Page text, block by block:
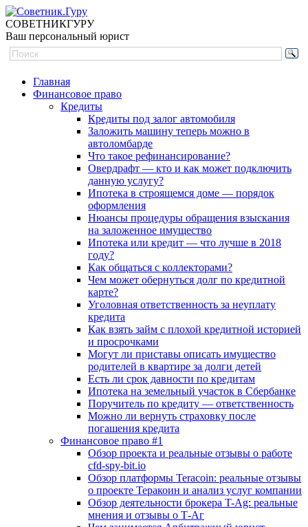
СОВЕТНИКГУРУ
Ваш персональный юрист
Главная
Финансовое право
Кредиты
Кредиты под залог автомобиля
Заложить машину теперь можно в
автоломбарде
Что такое рефинансирование?
Овердрафт — кто и как может подключить
данную услугу?
Ипотека в строящемся доме — порядок
оформления
Нюансы процедуры обращения взыскания
на заложенное имущество
Ипотека или кредит — что лучше в 2018
году?
Как общаться с коллекторами?
Чем может обернуться долг по кредитной
карте?
Уголовная ответственность за неуплату
кредита
Как взять займ с плохой кредитной историей
и просрочками
Могут ли приставы описать имущество
родителей в квартире за долги детей
Есть ли срок давности по кредитам
Ипотека на земельный участок в Сбербанке
Поручитель по кредиту — ответственность
Можно ли вернуть страховку после
погашения кредита
Финансовое право #1
Обзор проекта и реальные отзывы о работе
cfd-spy-bit.io
Обзор платформы Teracoin: реальные отзывы
о проекте Теракоин и анализ услуг компании
Обзор деятельности брокера T-Ag: реальные
мнения и отзывы о Т-Аг